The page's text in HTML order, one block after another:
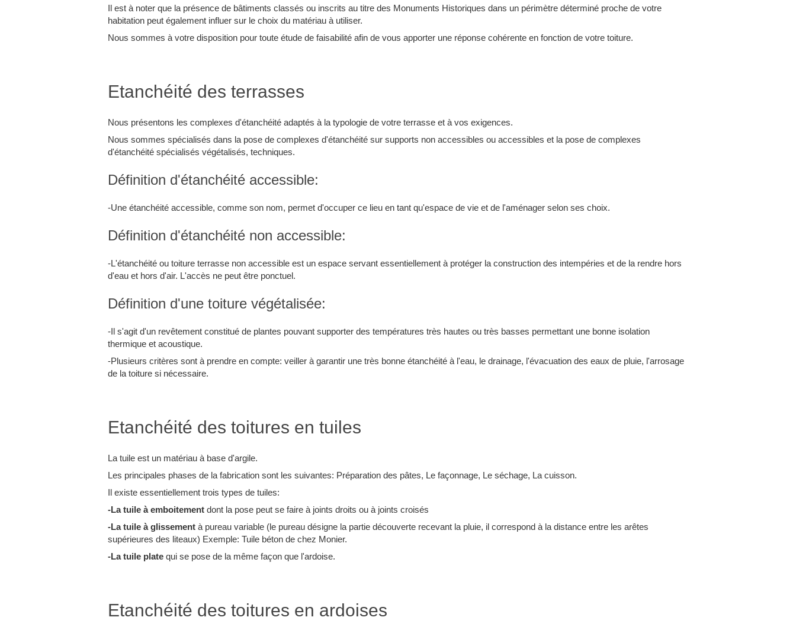
Il est à noter que la présence de bâtiments classés ou inscrits au titre des Monuments Historiques dans un périmètre déterminé proche de votre
habitation peut également influer sur le choix du matériau à utiliser.
Nous sommes à votre disposition pour toute étude de faisabilité afin de vous apporter une réponse cohérente en fonction de votre toiture.
Etanchéité des terrasses
Nous présentons les complexes d'étanchéité adaptés à la typologie de votre terrasse et à vos exigences.
Nous sommes spécialisés dans la pose de complexes d'étanchéité sur supports non accessibles ou accessibles et la pose de complexes
d'étanchéité spécialisés végétalisés, techniques.
Définition d'étanchéité accessible:
-Une étanchéité accessible, comme son nom, permet d'occuper ce lieu en tant qu'espace de vie et de l'aménager selon ses choix.
Définition d'étanchéité non accessible:
-L'étanchéité ou toiture terrasse non accessible est un espace servant essentiellement à protéger la construction des intempéries et de la rendre hors
d'eau et hors d'air. L'accès ne peut être ponctuel.
Définition d'une toiture végétalisée:
-Il s'agit d'un revêtement constitué de plantes pouvant supporter des températures très hautes ou très basses permettant une bonne isolation
thermique et acoustique.
-Plusieurs critères sont à prendre en compte: veiller à garantir une très bonne étanchéité à l'eau, le drainage, l'évacuation des eaux de pluie, l'arrosage
de la toiture si nécessaire.
Etanchéité des toitures en tuiles
La tuile est un matériau à base d'argile.
Les principales phases de la fabrication sont les suivantes: Préparation des pâtes, Le façonnage, Le séchage, La cuisson.
Il existe essentiellement trois types de tuiles:
-La tuile à emboitement dont la pose peut se faire à joints droits ou à joints croisés
-La tuile à glissement à pureau variable (le pureau désigne la partie découverte recevant la pluie, il correspond à la distance entre les arêtes
supérieures des liteaux) Exemple: Tuile béton de chez Monier.
-La tuile plate qui se pose de la même façon que l'ardoise.
Etanchéité des toitures en ardoises